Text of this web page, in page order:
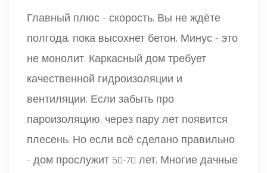
Главный плюс - скорость. Вы не ждёте
полгода, пока высохнет бетон. Минус - это
не монолит. Каркасный дом требует
качественной гидроизоляции и
вентиляции. Если забыть про
пароизоляцию, через пару лет появится
плесень. Но если всё сделано правильно
- дом прослужит 50-70 лет. Многие дачные